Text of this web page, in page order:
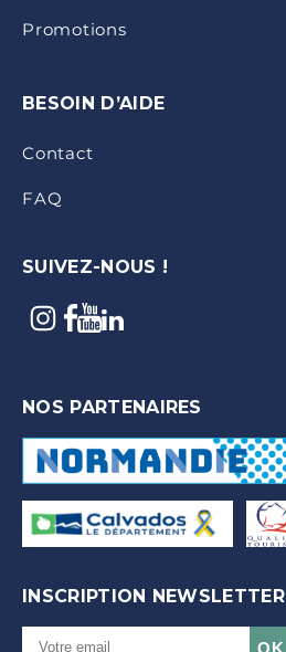
Promotions
BESOIN D’AIDE
Contact
FAQ
SUIVEZ-NOUS !
NOS PARTENAIRES
INSCRIPTION NEWSLETTER